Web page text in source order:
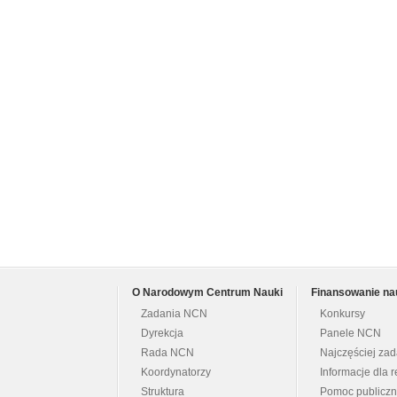
O Narodowym Centrum Nauki
Zadania NCN
Dyrekcja
Rada NCN
Koordynatorzy
Struktura
Finansowanie
Konkursy
Panele NCN
Najczęściej
Informacje dla
Pomoc